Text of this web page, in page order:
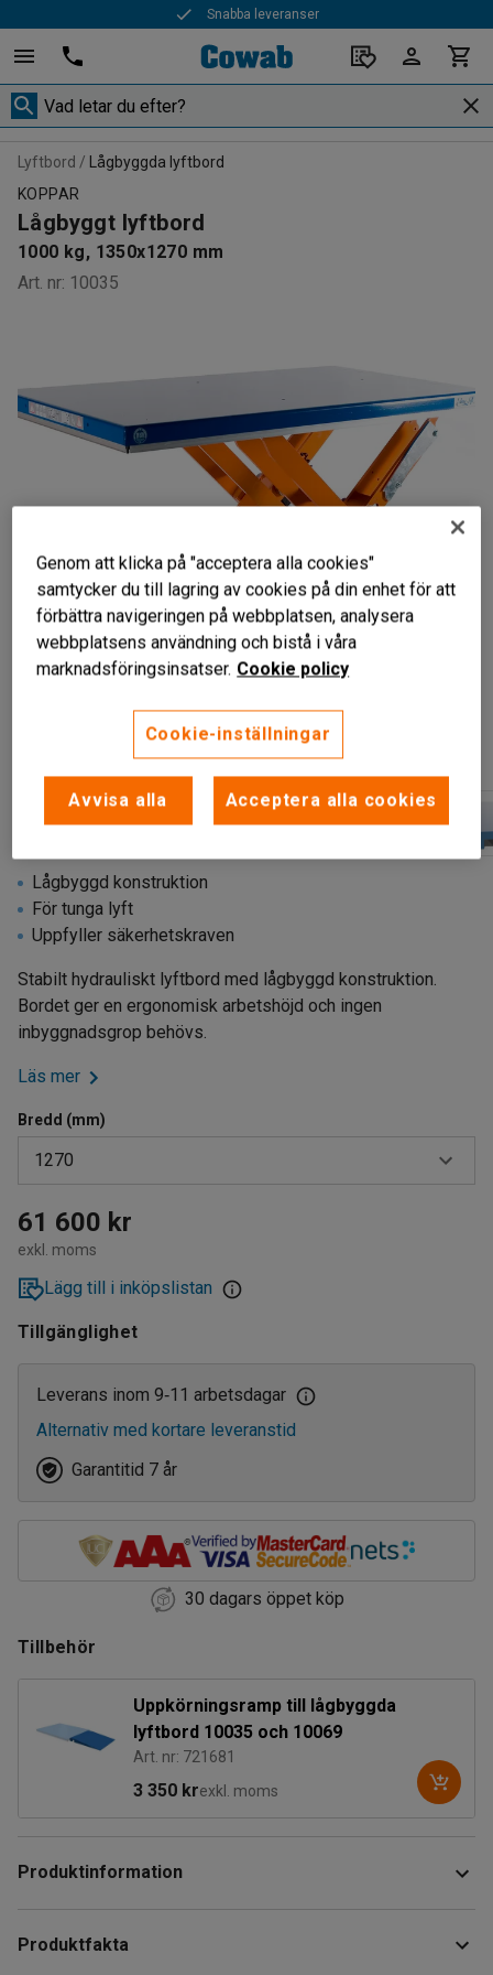
Snabba leveranser
Lyftbord
Lågbyggda lyftbord
KOPPAR
Lågbyggt lyftbord
1000 kg, 1350x1270 mm
Art. nr: 10035
Liknande produkter
Lågbyggd konstruktion
För tunga lyft
Uppfyller säkerhetskraven
Stabilt hydrauliskt lyftbord med lågbyggd konstruktion.
Bordet ger en ergonomisk arbetshöjd och ingen
inbyggnadsgrop behövs.
Läs mer
Bredd (mm)
1270
800
1000
1270
61 600 kr
exkl. moms
Lägg till i inköpslistan
Tillgänglighet
Leverans inom 9‑11 arbetsdagar
Alternativ med kortare leveranstid
Garantitid 7 år
30 dagars öppet köp
Tillbehör
Uppkörningsramp till lågbyggda
lyftbord 10035 och 10069
Art. nr: 721681
3 350 krexkl. moms
Produktinformation
Bordet är hydrauliskt, ger en ergonomisk arbetshöjd,
Produktfakta
Genom att klicka på "acceptera alla cookies"
samtycker du till lagring av cookies på din enhet för att
förbättra navigeringen på webbplatsen, analysera
webbplatsens användning och bistå i våra
marknadsföringsinsatser. Cookie policy
Cookie-inställningar
Avvisa alla Acceptera alla cookies